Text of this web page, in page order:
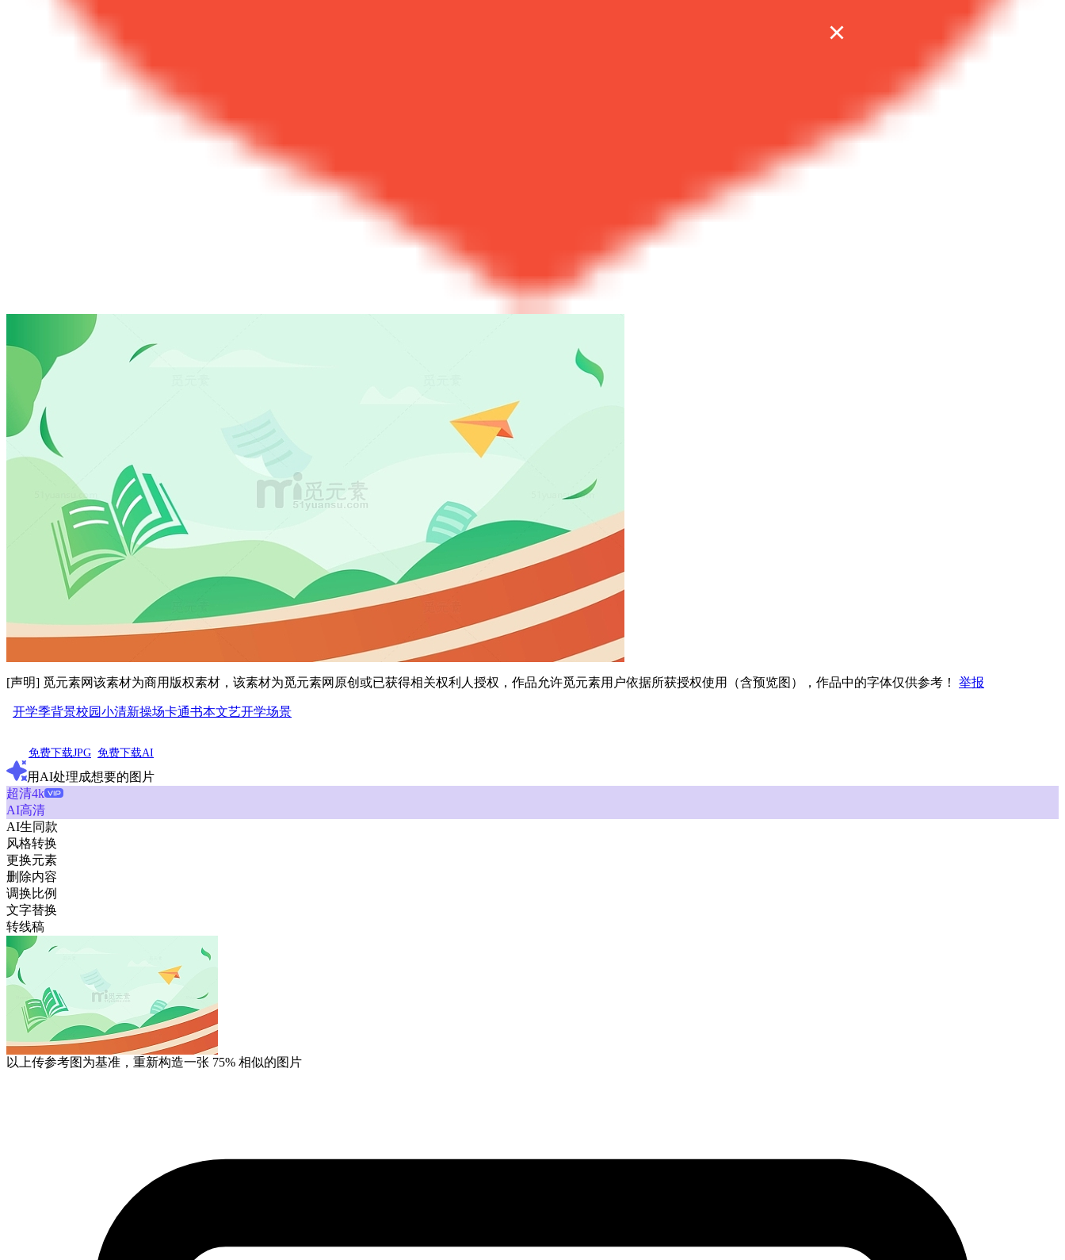
[声明] 觅元素网该素材为商用版权素材，该素材为觅元素网原创或已获得相关权利人授权，作品允许觅元素用户依据所获授权使用（含预览图），作品中的字体仅供参考！ 举报
开学季背景校园小清新操场卡通书本文艺开学场景
免费下载JPG 免费下载AI
用AI处理成想要的图片
超清4k
AI高清
AI生同款
风格转换
更换元素
删除内容
调换比例
文字替换
转线稿
以上传参考图为基准，重新构造一张 75% 相似的图片